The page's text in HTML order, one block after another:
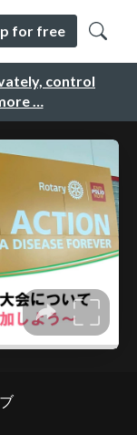
control
…
for free